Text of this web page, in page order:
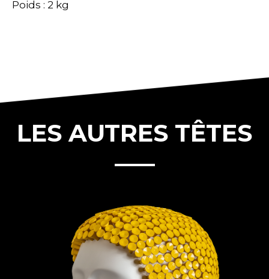
Poids : 2 kg
LES AUTRES TÊTES